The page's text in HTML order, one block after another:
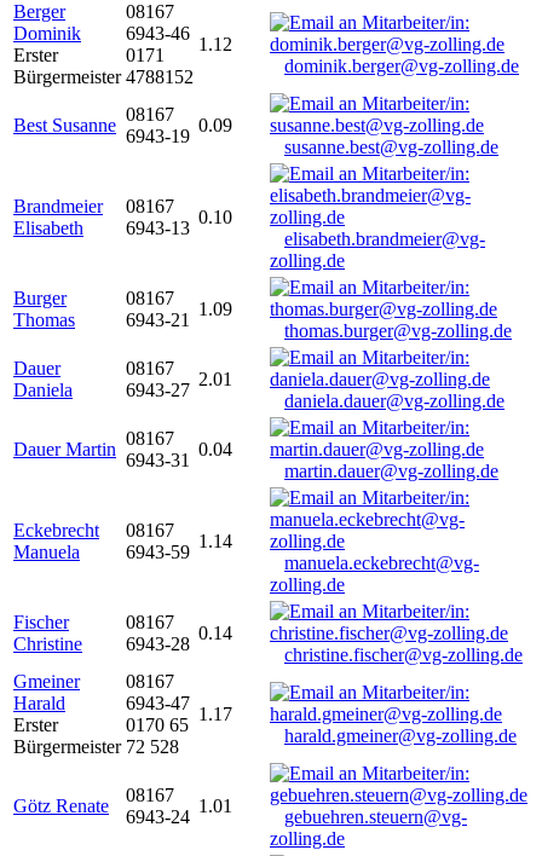
Berger
Dominik
Erster
Bürgermeister
08167
6943-46
0171
4788152
1.12
dominik.berger@vg-zolling.de
Best Susanne
08167
6943-19
0.09
susanne.best@vg-zolling.de
Brandmeier
Elisabeth
08167
6943-13
0.10
elisabeth.brandmeier@vg-
zolling.de
Burger
Thomas
08167
6943-21
1.09
thomas.burger@vg-zolling.de
Dauer
Daniela
08167
6943-27
2.01
daniela.dauer@vg-zolling.de
Dauer Martin
08167
6943-31
0.04
martin.dauer@vg-zolling.de
Eckebrecht
Manuela
08167
6943-59
1.14
manuela.eckebrecht@vg-
zolling.de
Fischer
Christine
08167
6943-28
0.14
christine.fischer@vg-zolling.de
Gmeiner
Harald
Erster
Bürgermeister
08167
6943-47
0170 65
72 528
1.17
harald.gmeiner@vg-zolling.de
Götz Renate
08167
6943-24
1.01
gebuehren.steuern@vg-
zolling.de